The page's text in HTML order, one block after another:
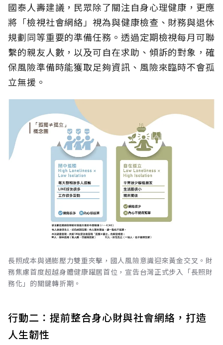
國泰人壽建議，民眾除了關注自身心理健康，更應
將「檢視社會網絡」視為與健康檢查、財務與退休
規劃同等重要的準備任務。透過定期檢視每月可聯
繫的親友人數，以及可自在求助、傾訴的對象，確
保風險準備時能獲取足夠資訊、風險來臨時不會孤
立無援。
長照成本與通膨壓力雙重夾擊，國人風險意識迎來黃金交叉。財
務焦慮首度超越身體健康躍居首位，宣告台灣正式步入「長照財
務化」的關鍵轉折期。
行動二：提前整合身心財與社會網絡，打造
人生韌性